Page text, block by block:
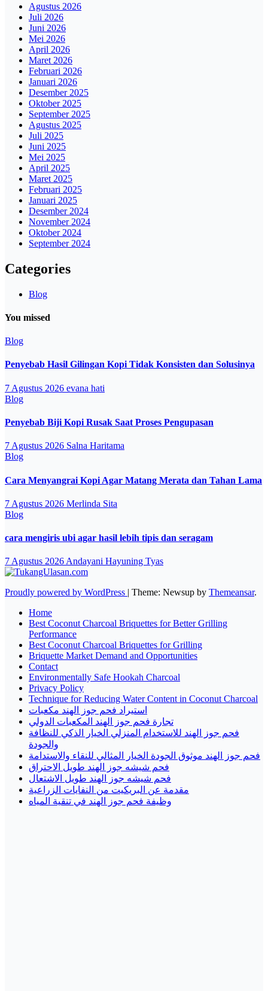
Agustus 2026
Juli 2026
Juni 2026
Mei 2026
April 2026
Maret 2026
Februari 2026
Januari 2026
Desember 2025
Oktober 2025
September 2025
Agustus 2025
Juli 2025
Juni 2025
Mei 2025
April 2025
Maret 2025
Februari 2025
Januari 2025
Desember 2024
November 2024
Oktober 2024
September 2024
Categories
Blog
You missed
Blog
Penyebab Hasil Gilingan Kopi Tidak Konsisten dan Solusinya
7 Agustus 2026 evana hati
Blog
Penyebab Biji Kopi Rusak Saat Proses Pengupasan
7 Agustus 2026 Salna Haritama
Blog
Cara Menyangrai Kopi Agar Matang Merata dan Tahan Lama
7 Agustus 2026 Merlinda Sita
Blog
cara mengiris ubi agar hasil lebih tipis dan seragam
7 Agustus 2026 Andayani Hayuning Tyas
Proudly powered by WordPress | Theme: Newsup by Themeansar.
Home
Best Coconut Charcoal Briquettes for Better Grilling
Performance
Best Coconut Charcoal Briquettes for Grilling
Briquette Market Demand and Opportunities
Contact
Environmentally Safe Hookah Charcoal
Privacy Policy
Technique for Reducing Water Content in Coconut Charcoal
استيراد فحم جوز الهند مكعبات
تجارة فحم جوز الهند المكعبات الدولي
فحم جوز الهند للاستخدام المنزلي الخيار الذكي للنظافة
والجودة
فحم جوز الهند موثوق الجودة الخيار المثالي للنقاء والاستدامة
فحم شيشه جوز الهند طويل الاحتراق
فحم شيشه جوز الهند طويل الاشتعال
مقدمة عن البريكيت من النفايات الزراعية
وظيفة فحم جوز الهند في تنقية المياه